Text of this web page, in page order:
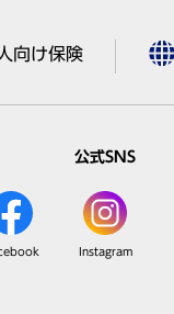
向け保険
公式SNS
Instagram